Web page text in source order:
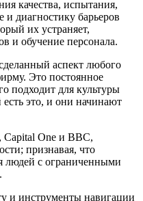
качества, испытания,
диагностику барьеров
их устраняет,
и обучение персонала.
аспект любого
Это постоянное
подходит для культуры
это, и они начинают
Capital One и BBC,
признавая, что
людей с ограниченными
и инструменты навигации